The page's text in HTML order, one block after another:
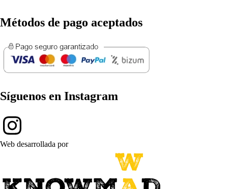
Métodos de pago aceptados
Síguenos en Instagram
Web desarrollada por